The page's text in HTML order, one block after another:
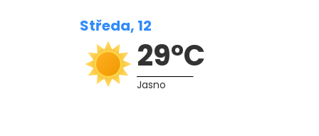
Středa, 12
29°C
Jasno